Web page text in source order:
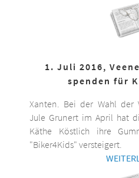
1. Juli 2016,
spenden für
Xanten. Bei der Wahl der
Jule Grunert im April hat
Käthe Köstlich ihre
"Biker4Kids" versteigert.